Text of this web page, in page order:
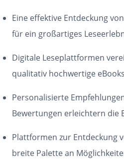
Eine effektive Entdeckung
für ein großartiges
Digitale Leseplattformen
qualitativ hochwertige
Personalisierte
Bewertungen erleichtern die
Plattformen zur Entdeckung
breite Palette an